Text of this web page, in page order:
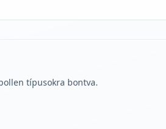
típusokra bontva.